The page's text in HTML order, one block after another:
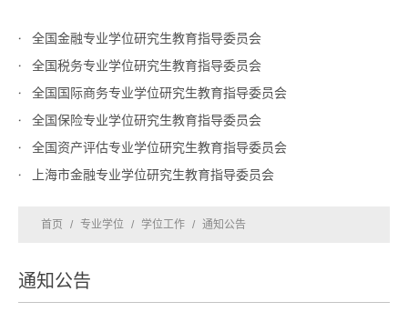
全国金融专业学位研究生教育指导委员会
全国税务专业学位研究生教育指导委员会
全国国际商务专业学位研究生教育指导委员会
全国保险专业学位研究生教育指导委员会
全国资产评估专业学位研究生教育指导委员会
上海市金融专业学位研究生教育指导委员会
首页 / 专业学位 / 学位工作 / 通知公告
通知公告